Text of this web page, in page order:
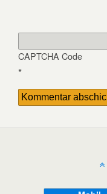
CAPTCHA Code
*